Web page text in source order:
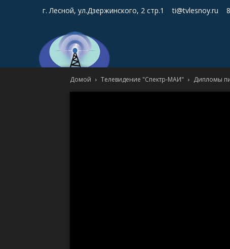
г. Лесной, ул.Дзержинского, 2 стр.1 ti@tvlesnoy.ru
Домой Телевидение "Спектр-МАИ" Дипломы